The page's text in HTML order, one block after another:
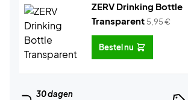
ZERV Drinking Bottle
Transparent 5,95€
Bestel nu
30 dagen